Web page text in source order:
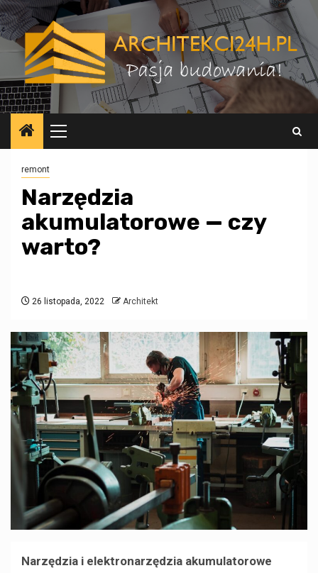
Przejdź
do
treści
Menu
główne
remont
Narzędzia
akumulatorowe — czy
warto?
26 listopada, 2022 Architekt
Narzędzia i elektronarzędzia akumulatorowe